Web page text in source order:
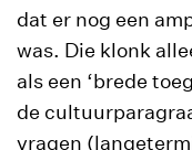
dat er nog een
was. Die klonk
als een ‘brede
de
vragen